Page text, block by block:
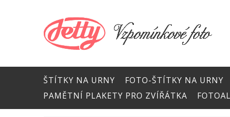
ŠTÍTKY NA URNY FOTO-ŠTÍTKY NA URNY
PAMĚTNÍ PLAKETY PRO ZVÍŘÁTKA